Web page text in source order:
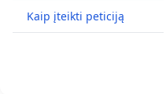
Kaip įteikti peticiją